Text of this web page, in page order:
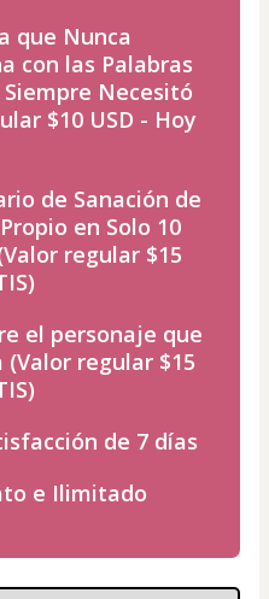
que Nunca
con las Palabras
Necesitó
$10 USD - Hoy
de Sanación de
en Solo 10
regular $15
el personaje que
regular $15
de 7 días
e Ilimitado